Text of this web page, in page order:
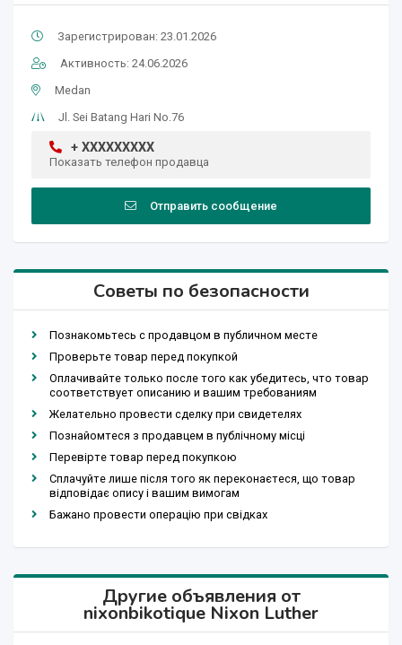
Зарегистрирован: 23.01.2026
Активность: 24.06.2026
Medan
Jl. Sei Batang Hari No.76
+ XXXXXXXXX
Показать телефон продавца
Отправить сообщение
Советы по безопасности
Познакомьтесь с продавцом в публичном месте
Проверьте товар перед покупкой
Оплачивайте только после того как убедитесь, что товар
соответствует описанию и вашим требованиям
Желательно провести сделку при свидетелях
Познайомтеся з продавцем в публічному місці
Перевірте товар перед покупкою
Сплачуйте лише після того як переконаєтеся, що товар
відповідає опису і вашим вимогам
Бажано провести операцію при свідках
Другие объявления от
nixonbikotique Nixon Luther